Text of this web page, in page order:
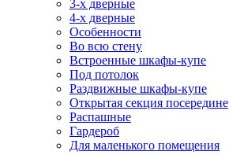
3-х дверные
4-х дверные
Особенности
Во всю стену
Встроенные шкафы-купе
Под потолок
Раздвижные шкафы-купе
Открытая секция посередине
Распашные
Гардероб
Для маленького помещения